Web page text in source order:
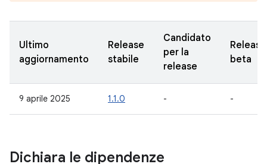
Ultimo
aggiornamento
Release
stabile
Candidato
per la
release
Release
beta
9 aprile 2025 1.1.0 - -
Dichiara le dipendenze